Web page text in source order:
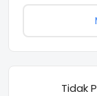
Tidak